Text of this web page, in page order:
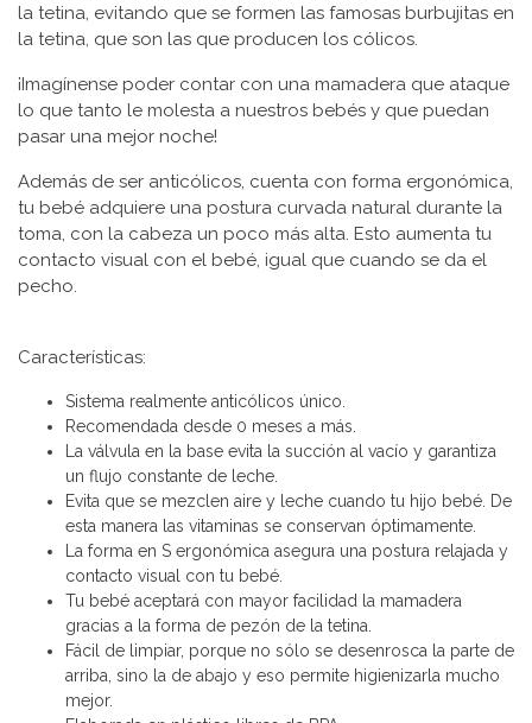
la tetina, evitando que se formen las famosas burbujitas en
la tetina, que son las que producen los cólicos.
¡Imagínense poder contar con una mamadera que ataque
lo que tanto le molesta a nuestros bebés y que puedan
pasar una mejor noche!
Además de ser anticólicos, cuenta con forma ergonómica,
tu bebé adquiere una postura curvada natural durante la
toma, con la cabeza un poco más alta. Esto aumenta tu
contacto visual con el bebé, igual que cuando se da el
pecho.
Características:
Sistema realmente anticólicos único.
Recomendada desde 0 meses a más.
La válvula en la base evita la succión al vacío y garantiza
un flujo constante de leche.
Evita que se mezclen aire y leche cuando tu hijo bebé. De
esta manera las vitaminas se conservan óptimamente.
La forma en S ergonómica asegura una postura relajada y
contacto visual con tu bebé.
Tu bebé aceptará con mayor facilidad la mamadera
gracias a la forma de pezón de la tetina.
Fácil de limpiar, porque no sólo se desenrosca la parte de
arriba, sino la de abajo y eso permite higienizarla mucho
mejor.